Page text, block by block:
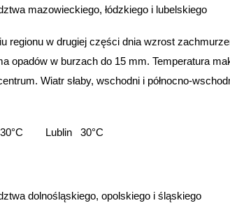
mazowieckiego, łódzkiego i lubelskiego
regionu w drugiej części dnia wzrost
opadów w burzach do 15 mm. Temperatura
Wiatr słaby, wschodni i północno-
Lublin 30°C
dolnośląskiego, opolskiego i śląskiego